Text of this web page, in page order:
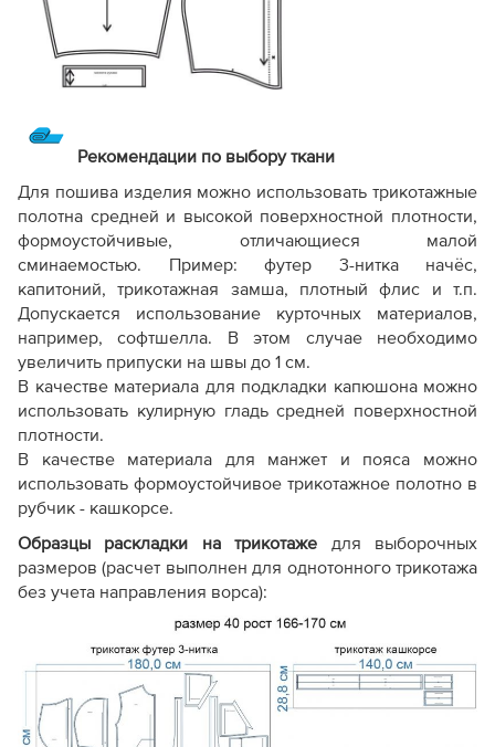
Рекомендации по выбору ткани
Для пошива изделия можно использовать трикотажные
полотна средней и высокой поверхностной плотности,
формоустойчивые, отличающиеся малой
сминаемостью.
Пример: футер 3-нитка начёс,
капитоний, трикотажная замша, плотный флис и т.п.
Допускается использование курточных материалов,
например, софтшелла. В этом случае необходимо
увеличить припуски на швы до 1 см.
В качестве материала для подкладки капюшона можно
использовать кулирную гладь средней поверхностной
плотности.
В качестве материала для манжет и пояса можно
использовать формоустойчивое трикотажное полотно в
рубчик - кашкорсе.
Образцы раскладки на трикотаже
для выборочных
размеров (расчет выполнен для однотонного трикотажа
без учета направления ворса):